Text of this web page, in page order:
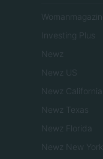
Womanmagazine
Investing Plus
Newz
Newz US
Newz California
Newz Texas
Newz Florida
Newz New York